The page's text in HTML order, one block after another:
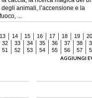
animali, l’accensione e la
...
13 14 15 16 17 18 19
20
32 33 34 35 36 37 38
51 52 53 54 55 56 57
AGGIUNGI